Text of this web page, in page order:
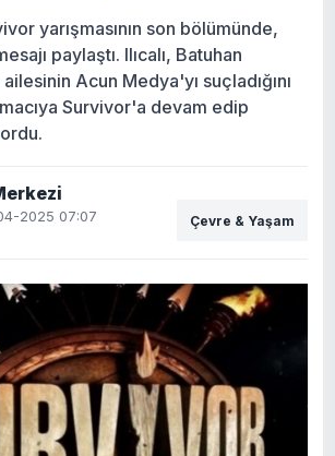
yarışmasının son bölümünde,
paylaştı. Ilıcalı, Batuhan
Acun Medya'yı suçladığını
Survivor'a devam edip
2025 07:07 Çevre & Yaşam